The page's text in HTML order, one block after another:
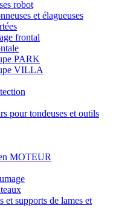
robot
et élagueuses
frontal
PARK
VILLA
pour tondeuses et outils
MOTEUR
et supports de lames et